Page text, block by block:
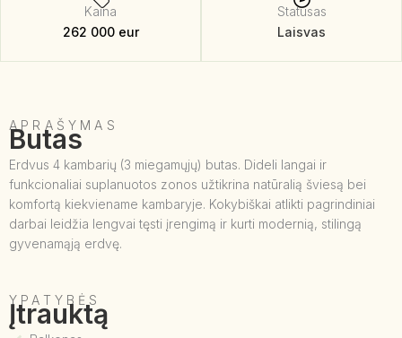
Kaina
262 000 eur
Statusas
Laisvas
APRAŠYMAS
Butas
Erdvus 4 kambarių (3 miegamųjų) butas. Dideli langai ir
funkcionaliai suplanuotos zonos užtikrina natūralią šviesą bei
komfortą kiekviename kambaryje. Kokybiškai atlikti pagrindiniai
darbai leidžia lengvai tęsti įrengimą ir kurti modernią, stilingą
gyvenamąją erdvę.
YPATYBĖS
Įtrauktą